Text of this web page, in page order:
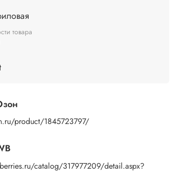
товара
product/1845723797/
catalog/317977209/detail.aspx?